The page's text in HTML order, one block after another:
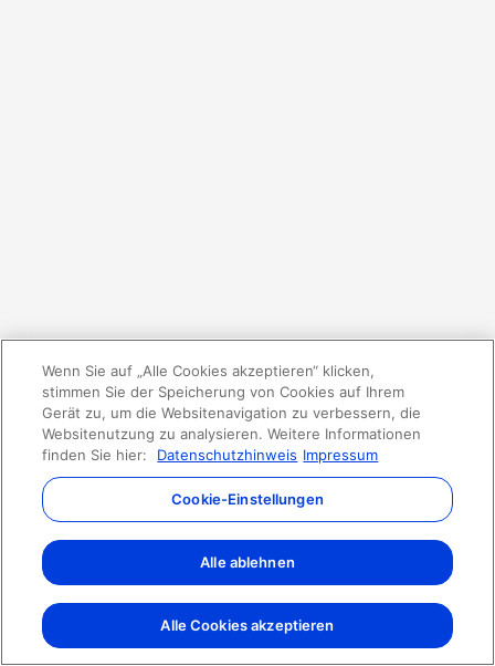
Wenn Sie auf „Alle Cookies akzeptieren“ klicken,
stimmen Sie der Speicherung von Cookies auf Ihrem
Gerät zu, um die Websitenavigation zu verbessern, die
Websitenutzung zu analysieren. Weitere Informationen
finden Sie hier:
Datenschutzhinweis Impressum
Cookie-Einstellungen
Alle ablehnen
Alle Cookies akzeptieren